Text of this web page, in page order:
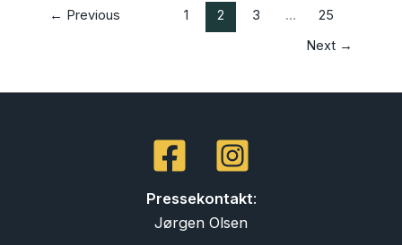
← Previous 1 2 3 …
25
Next →
Pressekontakt:
Jørgen Olsen